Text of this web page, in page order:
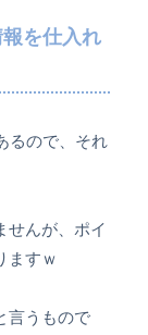
を仕入れ
るので、それ
せんが、ポイ
ますｗ
言うもので